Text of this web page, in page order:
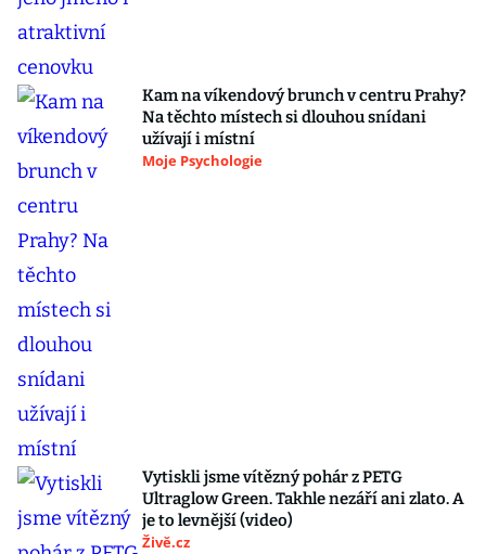
Kam na víkendový brunch v centru Prahy?
Na těchto místech si dlouhou snídani
užívají i místní
Moje Psychologie
Vytiskli jsme vítězný pohár z PETG
Ultraglow Green. Takhle nezáří ani zlato. A
je to levnější (video)
Živě.cz